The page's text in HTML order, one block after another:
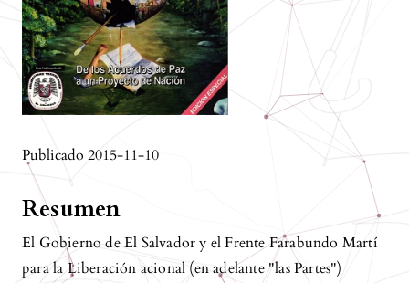
Publicado 2015-11-10
Resumen
El Gobierno de El Salvador y el Frente Farabundo Martí
para la Liberación acional (en adelante "las Partes")